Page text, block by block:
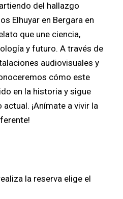
del hallazgo
Elhuyar en Bergara en
que une ciencia,
y futuro. A través de
audiovisuales y
cómo este
en la historia y sigue
¡Anímate a vivir la
la reserva elige el